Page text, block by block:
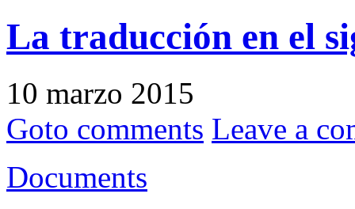
La traducción en el
10 marzo 2015
Goto comments Leave a
Documents